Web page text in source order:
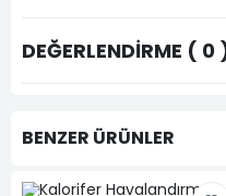
DEĞERLENDIRME ( 0
BENZER ÜRÜNLER